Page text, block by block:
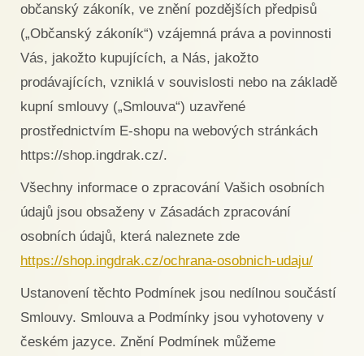
občanský zákoník, ve znění pozdějších předpisů
(„Občanský zákoník“) vzájemná práva a povinnosti
Vás, jakožto kupujících, a Nás, jakožto
prodávajících, vzniklá v souvislosti nebo na základě
kupní smlouvy („Smlouva“) uzavřené
prostřednictvím E-shopu na webových stránkách
https://shop.ingdrak.cz/.
Všechny informace o zpracování Vašich osobních
údajů jsou obsaženy v Zásadách zpracování
osobních údajů, která naleznete zde
https://shop.ingdrak.cz/ochrana-osobnich-udaju/
Ustanovení těchto Podmínek jsou nedílnou součástí
Smlouvy. Smlouva a Podmínky jsou vyhotoveny v
českém jazyce. Znění Podmínek můžeme